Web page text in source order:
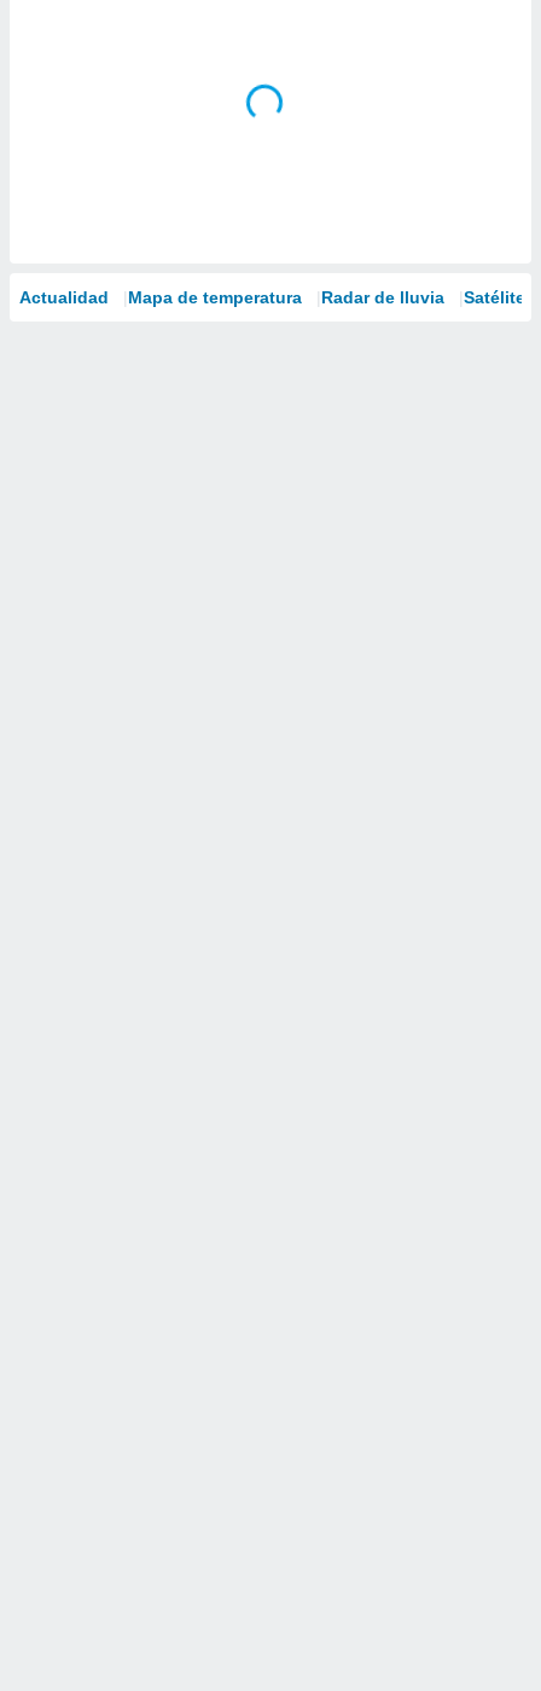
Actualidad Mapa de temperatura Radar de lluvia Satélites